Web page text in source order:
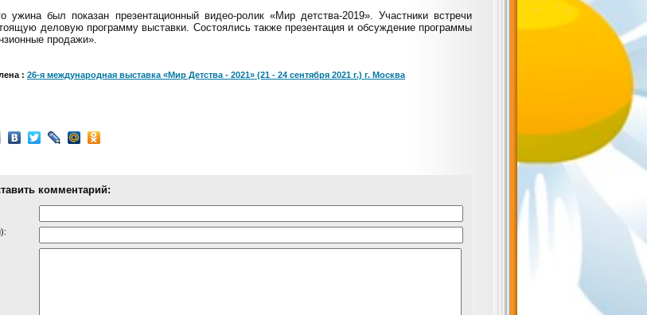
ужина был показан презентационный видео-ролик «Мир детства-2019». Участники встречи
деловую программу выставки. Состоялись также презентация и обсуждение программы
продажи».
: 26-я международная выставка «Мир Детства - 2021» (21 - 24 сентября 2021 г.) г. Москва
комментарий: